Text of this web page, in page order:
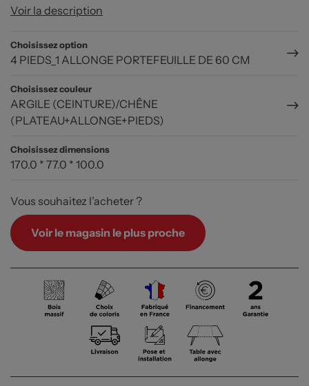
Voir la description
Choisissez option
4 PIEDS_1 ALLONGE PORTEFEUILLE DE 60 CM
Choisissez couleur
ARGILE (CEINTURE)/CHÊNE
(PLATEAU+ALLONGE+PIEDS)
Choisissez dimensions
170.0 * 77.0 * 100.0
Vous souhaitez l’acheter ?
Voir le magasin le plus proche